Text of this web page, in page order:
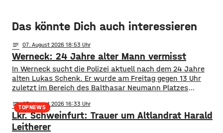
Das könnte Dich auch interessieren
notes 07. August 2026 18:53
Werneck: 24 Jahre alter Mann vermisst
In Werneck sucht die Polizei aktuell nach dem 24 Jahre
alten Lukas Schenk. Er wurde am Freitag gegen 13 Uhr
zuletzt im Bereich des Balthasar Neumann Platzes
Suchmaßnahmen der Polizei sind bislang ohne Erfolg
geblieben. Deswegen bitten die Ermittler jetzt um Hinweise
aus der Bevölkerung. Lukas Schenk könnte
TOPNEWS
notes 07. August 2026 16:33
Lkr. Schweinfurt: Trauer um Altlandrat Harald
Leitherer